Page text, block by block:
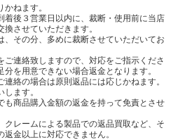
ねます。
着後３営業日以内に、裁断・使用前に当店
させていただきます。
その分、多めに裁断させていただいてお
連絡致しますので、対応をご指示くださ
を用意できない場合返金となります。
絡の場合は原則返品には応じかねます。
ます。
も商品購入金額の返金を持って免責とさせ
レームによる製品での返品買取など、そ
金以上に対応できません。